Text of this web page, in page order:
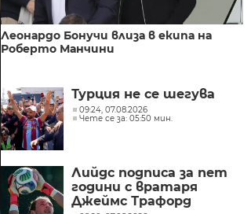
Леонардо Бонучи влиза в екипа на
Роберто Манчини
Турция не се шегува
09:24, 07.08.2026
Чете се за: 05:50 мин.
Лийдс подписа за пет
години с вратаря
Джеймс Трафорд